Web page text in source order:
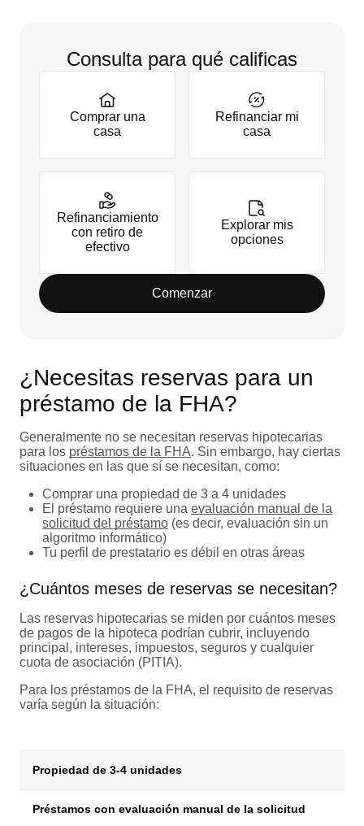
Consulta para qué calificas
Comprar una
casa
Refinanciar mi
casa
Refinanciamiento
con retiro de
efectivo
Explorar mis
opciones
Comenzar
¿Necesitas reservas para un
préstamo de la FHA?
Generalmente no se necesitan reservas hipotecarias
para los préstamos de la FHA. Sin embargo, hay ciertas
situaciones en las que sí se necesitan, como:
Comprar una propiedad de 3 a 4 unidades
El préstamo requiere una evaluación manual de la
solicitud del préstamo (es decir, evaluación sin un
algoritmo informático)
Tu perfil de prestatario es débil en otras áreas
¿Cuántos meses de reservas se necesitan?
Las reservas hipotecarias se miden por cuántos meses
de pagos de la hipoteca podrían cubrir, incluyendo
principal, intereses, impuestos, seguros y cualquier
cuota de asociación (PITIA).
Para los préstamos de la FHA, el requisito de reservas
varía según la situación:
Propiedad de 3-4 unidades
Préstamos con evaluación manual de la solicitud